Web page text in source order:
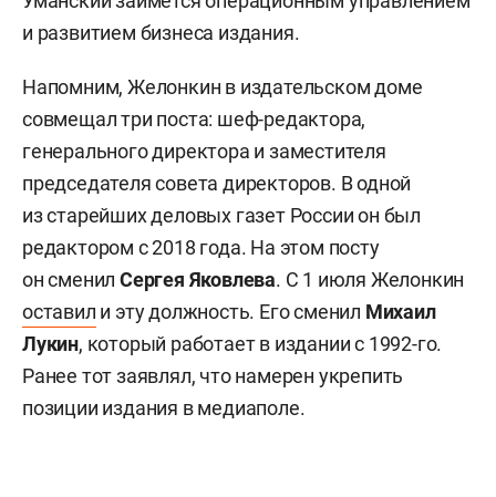
и развитием бизнеса издания.
Напомним, Желонкин в издательском доме
совмещал три поста: шеф-редактора,
генерального директора и заместителя
председателя совета директоров. В одной
из старейших деловых газет России он был
редактором с 2018 года. На этом посту
он сменилСергея Яковлева. С 1 июля Желонкин
оставил и эту должность. Его сменил Михаил
Лукин, который работает в издании с 1992-го.
Ранее тот заявлял, что намерен укрепить
позиции издания в медиаполе.